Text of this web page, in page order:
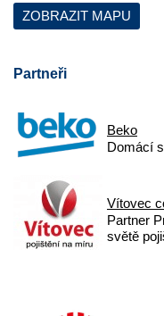
ZOBRAZIT MAPU
Partneři
Beko
Domácí
Vítovec
Partner
světě